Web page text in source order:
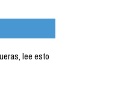
lee esto